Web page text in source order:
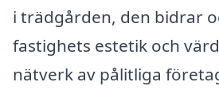
i trädgården, den bidrar
fastighets estetik och
nätverk av pålitliga